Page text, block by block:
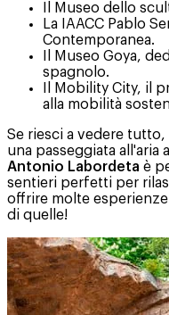
Il Museo dello
La IAACC Pablo
Contemporanea.
Il Museo Goya,
spagnolo.
Il Mobility City, il
alla mobilità
Se riesci a vedere
una passeggiata all'aria
Antonio Labordeta è
sentieri perfetti per
offrire molte
di quelle!